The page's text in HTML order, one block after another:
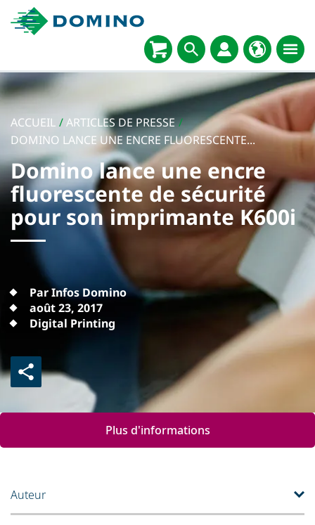
ACCUEIL /ARTICLES DE PRESSE /
DOMINO LANCE UNE ENCRE FLUORESCENTE...
Domino lance une encre
fluorescente de sécurité
pour son imprimante K600i
Par Infos Domino
août 23, 2017
Digital Printing
Plus d'informations
Auteur